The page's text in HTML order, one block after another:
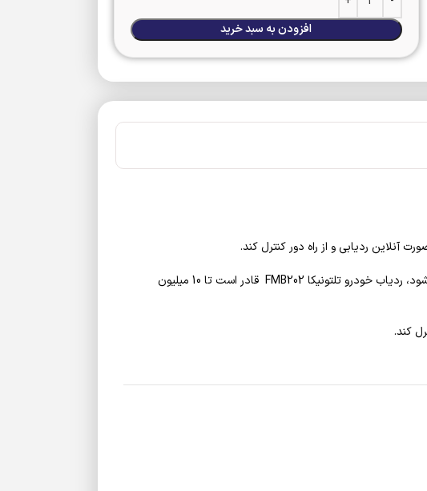
افزودن به سبد خرید
آن را رصد کنید. در صورتیکه به هر دلیلی اتصال به شبکه قطع شود، ردیاب خودرو تلتونیکا FMB202 قادر است تا 10 میلیون
کند.